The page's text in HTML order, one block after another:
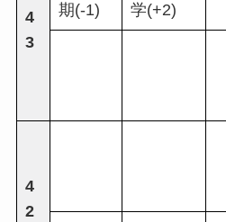
4
3
期(-1)
学(+2)
4
2